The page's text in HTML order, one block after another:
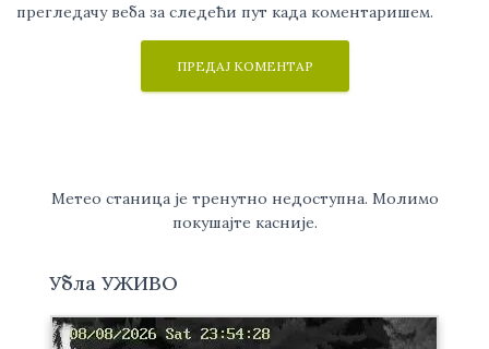
прегледачу веба за следећи пут када коментаришем.
Метео станица је тренутно недоступна. Молимо
покушајте касније.
Убла УЖИВО